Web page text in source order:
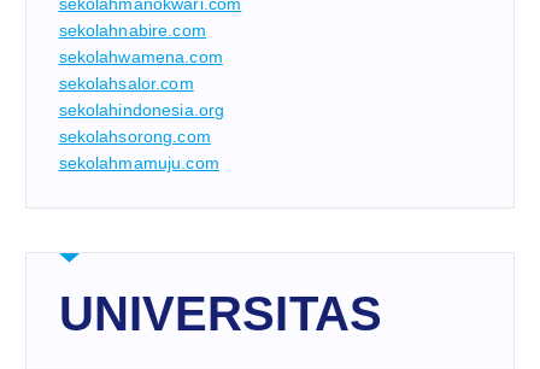
sekolahnabire.com
sekolahwamena.com
sekolahsalor.com
sekolahindonesia.org
sekolahsorong.com
sekolahmamuju.com
UNIVERSITAS